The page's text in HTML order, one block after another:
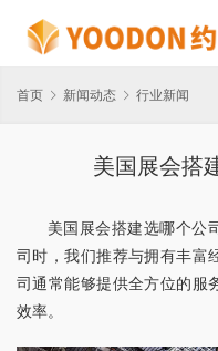
首页 新闻动态 行业新闻
美国展会搭
美国展会搭建选哪个公
司时，我们推荐与拥有丰富
司通常能够提供全方位的服
效率。